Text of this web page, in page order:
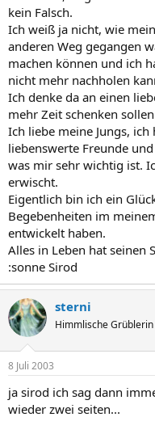
kein Falsch.
Ich weiß ja nicht, wie
anderen Weg gegangen
machen können und ich
nicht mehr nachholen
Ich denke da an einen
mehr Zeit schenken
Ich liebe meine Jungs,
liebenswerte Freunde
was mir sehr wichtig ist.
erwischt.
Eigentlich bin ich ein
Begebenheiten im
entwickelt haben.
Alles in Leben hat seinen
:sonne Sirod
sterni
Himmlische Grüblerin
8 Juli 2003
ja sirod ich sag dann
wieder zwei seiten...